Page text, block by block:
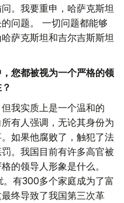
。我要重申，哈萨克斯坦
问题。 一切问题都能够
萨克斯坦和吉尔吉斯斯坦
您都被视为一个严格的领
我实质上是一个温和的
有人强调，无论其身份为
如果他腐败了，触犯了法
。我国目前有许多高官被
的领导人形象是什么。
有300多个家庭成为了富
终导致了我国第三次革